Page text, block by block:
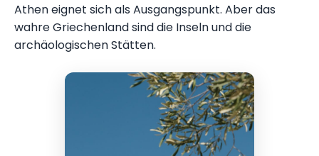
Athen eignet sich als Ausgangspunkt. Aber das
wahre Griechenland sind die Inseln und die
archäologischen Stätten.